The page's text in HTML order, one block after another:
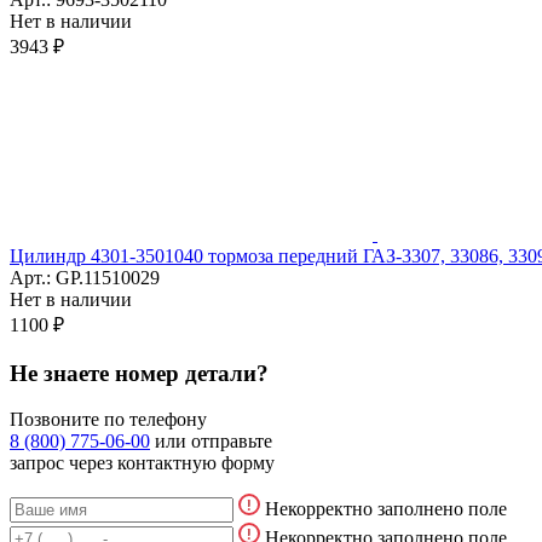
Нет в наличии
3943 ₽
Цилиндр 4301-3501040 тормоза передний ГАЗ-3307, 33086,
Арт.: GP.11510029
Нет в наличии
1100 ₽
Не знаете номер детали?
Позвоните по телефону
8 (800) 775-06-00 или отправьте
запрос через контактную форму
Некорректно заполнено поле